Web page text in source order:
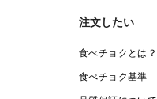
注文したい
食べチョクとは？
食べチョク基準